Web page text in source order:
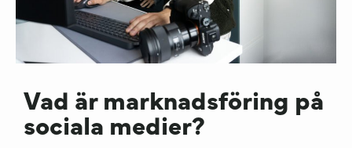
Vad är marknadsföring på
sociala medier?